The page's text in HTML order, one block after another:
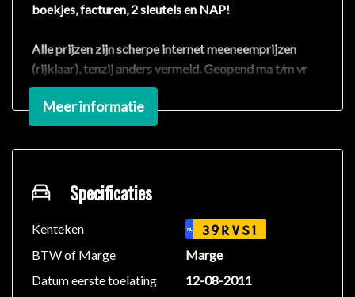
boekjes, facturen, 2 sleutels en NAP!
Alle prijzen zijn scherpe internet meeneemprijzen
(rijklaar), tenzij anders vermeld. Geopend ma t/m vr
van 09:00 tot 17:30 en za van 9:00 tot 12:00 en op
afspraak in de avond. Wij zijn niet altijd aanwezig dus
graag even bellen voor u komt.
Alle inruil mogelijk, motoren, oldtimers etc. Let op het
de advertenties met de grootste zorg en zo accuraat
mogelijk proberen samen te stellen zijn fouten niet
uitgesloten, u kunt hier dan ook geen rechten aan
We hebben ons uiterste best gedaan om alle
Meer informatie
Specificaties
Kenteken NL 39RVS1
BTW of Marge
Marge
Datum eerste toelating
12-08-2011